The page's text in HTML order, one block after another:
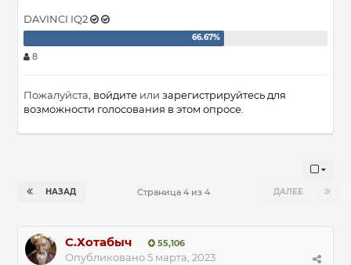
DAVINCI IQ2
8
Пожалуйста, войдите или зарегистрируйтесьдля
возможности голосования в этом опросе.
НАЗАД ДАЛЕЕ
Страница 4 из 4
С.Хотабыч 55,106
Опубликовано5 марта, 2023